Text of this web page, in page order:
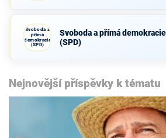
Svoboda a
přímá
demokracie
(SPD)
Svoboda a přímá demokracie
(SPD)
Nejnovější příspěvky k tématu